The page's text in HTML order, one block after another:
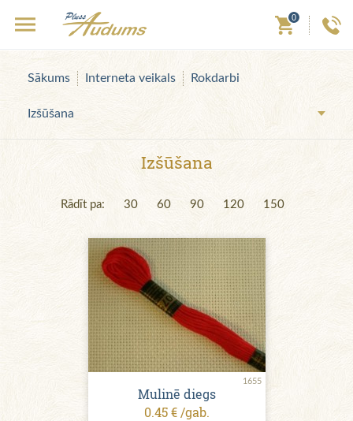
0
Sākums Interneta veikals Rokdarbi
Izšūšana
Izšūšana
Rādīt pa: 30 60 90 120 150
1655
Mulinē diegs
0.45 € /gab.